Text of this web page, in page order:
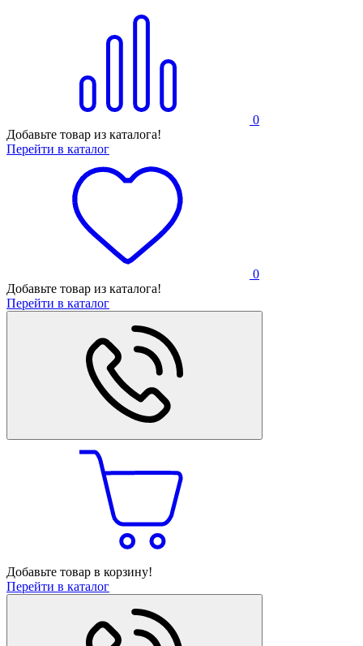
0
Добавьте товар из каталога!
Перейти в каталог
0
Добавьте товар из каталога!
Перейти в каталог
Добавьте товар в корзину!
Перейти в каталог